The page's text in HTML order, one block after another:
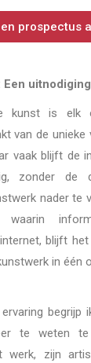
prospectus
kunst is elk
van de unieke
vaak blijft de
zonder de
nader te
blijft
in één
begrijp
te weten
werk, zijn